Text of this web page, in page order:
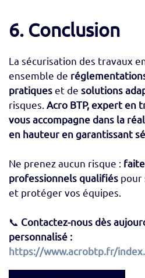
6. Conclusion
La sécurisation des travaux
ensemble de
pratiqueset de solutions
risques. Acro BTP, expert en
vous accompagne dans la
en hauteur en garantissant
Ne prenez aucun risque :
professionnels qualifiés pour
et protéger vos équipes.
📞 Contactez-nous dès
personnalisé :
https://www.acrobtp.fr/